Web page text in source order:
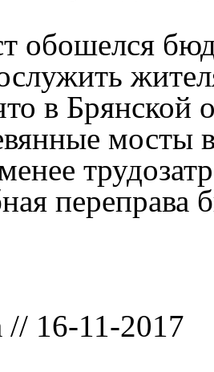
обошелся
в Брянской
мосты
переправа
// 16-11-2017